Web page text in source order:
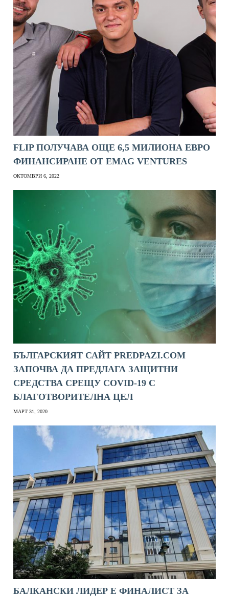
FLIP ПОЛУЧАВА ОЩЕ 6,5 МИЛИОНА ЕВРО
ФИНАНСИРАНЕ ОТ EMAG VENTURES
ОКТОМВРИ 6, 2022
БЪЛГАРСКИЯТ САЙТ PREDPAZI.COM
ЗАПОЧВА ДА ПРЕДЛАГА ЗАЩИТНИ
СРЕДСТВА СРЕЩУ COVID-19 С
БЛАГОТВОРИТЕЛНА ЦЕЛ
МАРТ 31, 2020
БАЛКАНСКИ ЛИДЕР Е ФИНАЛИСТ ЗА